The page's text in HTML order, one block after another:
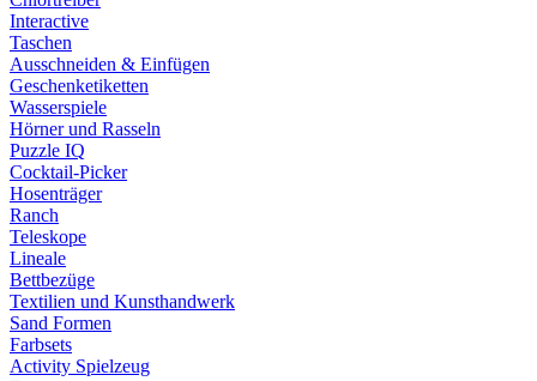
Interactive
Taschen
Ausschneiden & Einfügen
Geschenketiketten
Wasserspiele
Hörner und Rasseln
Puzzle IQ
Cocktail-Picker
Hosenträger
Ranch
Teleskope
Lineale
Bettbezüge
Textilien und Kunsthandwerk
Sand Formen
Farbsets
Activity Spielzeug